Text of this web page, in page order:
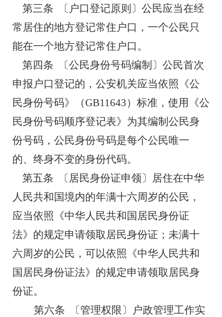
第三条
〔户口登记原则〕公民应当在经
常居住的地方登记常住户口，一个公民只
能在一个地方登记常住户口。
第四条
〔公民身份号码编制〕公民首次
申报户口登记的，公安机关应当依照《公
民身份号码》（GB11643）标准，使用《公
民身份号码顺序登记表》为其编制公民身
份号码，公民身份号码是每个公民唯一
的、终身不变的身份代码。
第五条
〔居民身份证申领〕居住在中华
人民共和国境内的年满十六周岁的公民，
应当依照《中华人民共和国居民身份证
法》的规定申请领取居民身份证；未满十
六周岁的公民，可以依照《中华人民共和
国居民身份证法》的规定申请领取居民身
份证。
第六条
〔管理权限〕户政管理工作实